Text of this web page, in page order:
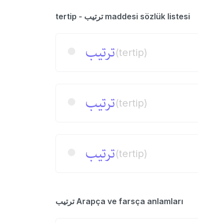
tertip - ترتیب maddesi sözlük listesi
ترتیب(tertip)
ترتیب(tertip)
ترتیب(tertip)
ترتیب Arapça ve farsça anlamları